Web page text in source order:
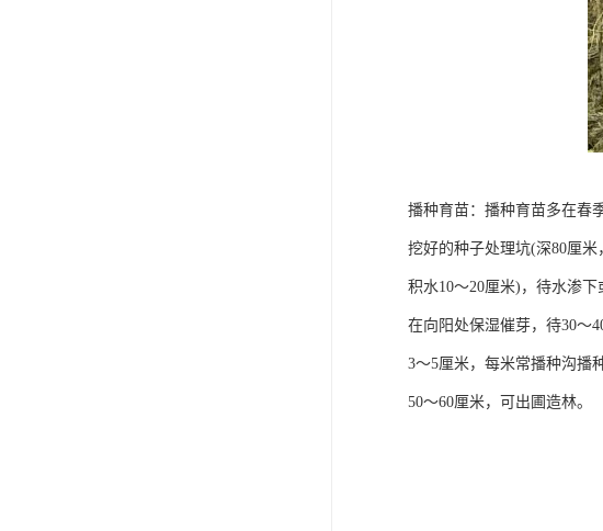
播种育苗：播种育苗多在春
挖好的种子处理坑(深80厘
积水10～20厘米)，待水渗
在向阳处保湿催芽，待30～
3～5厘米，每米常播种沟播
50～60厘米，可出圃造林。